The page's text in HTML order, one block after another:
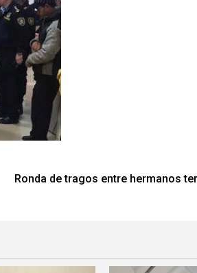
Ronda de tragos entre hermanos